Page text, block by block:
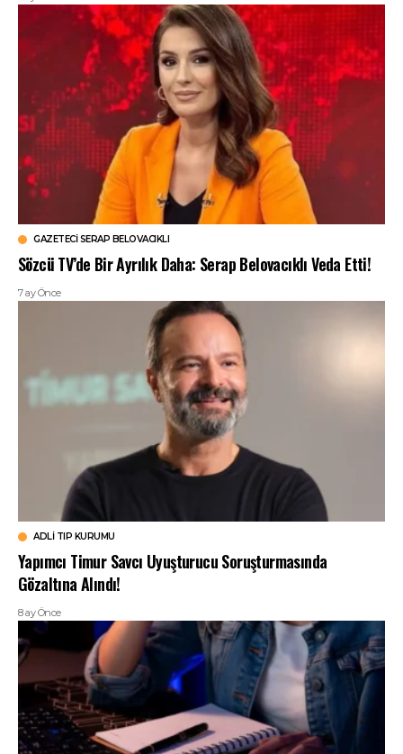
GAZETECI SERAP BELOVACIKLI
Sözcü TV’de Bir Ayrılık Daha: Serap Belovacıklı Veda Etti!
7 ay Önce
ADLI TIP KURUMU
Yapımcı Timur Savcı Uyuşturucu Soruşturmasında
Gözaltına Alındı!
8 ay Önce